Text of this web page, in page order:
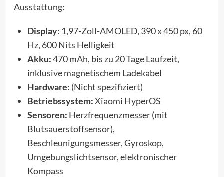
Ausstattung:
Display: 1,97-Zoll-AMOLED, 390 x 450 px, 60
Hz, 600 Nits Helligkeit
Akku:470 mAh, bis zu 20 Tage Laufzeit,
inklusive magnetischem Ladekabel
Hardware: (Nicht spezifiziert)
Betriebssystem:Xiaomi HyperOS
Sensoren: Herzfrequenzmesser (mit
Blutsauerstoffsensor),
Beschleunigungsmesser, Gyroskop,
Umgebungslichtsensor, elektronischer
Kompass